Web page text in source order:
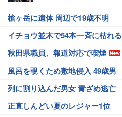
槍ヶ岳に遺体 周辺で19歳不明
イチョウ並木で54本一斉に枯れる
秋田県職員、報道対応で喫煙
風呂を覗くため敷地侵入 49歳男
列に割り込んだ男女 青ざめ逃亡
正直しんどい夏のレジャー1位